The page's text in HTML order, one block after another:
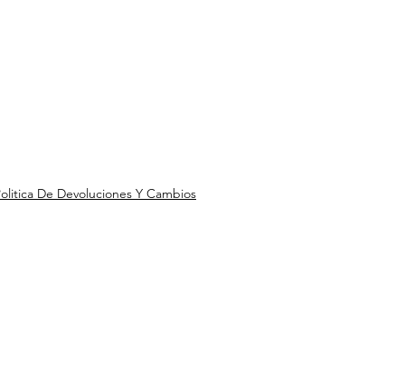
De Devoluciones Y Cambios